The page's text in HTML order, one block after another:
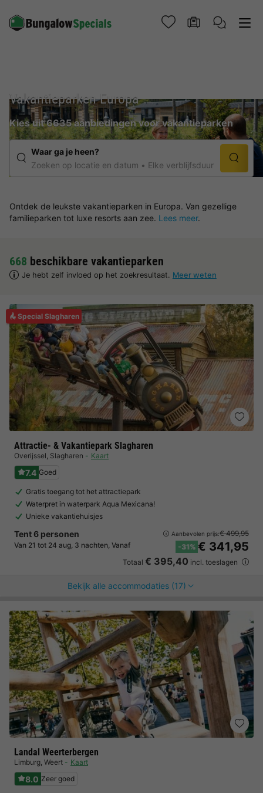
Vakantieparken Europa
Kies uit 6635 aanbiedingen voor vakantieparken
Waar ga je heen?
Zoeken op locatie en datum
Elke verblijfsduur
Ontdek de leukste vakantieparken in Europa. Van gezellige
familieparken tot luxe resorts aan zee. Lees meer.
668 beschikbare vakantieparken
Je hebt zelf invloed op het zoekresultaat. Meer weten
Special Slagharen
Attractie- & Vakantiepark Slagharen
Overijssel, Slagharen Kaart
7.4 Goed
Gratis toegang tot het attractiepark
Waterpret in waterpark Aqua Mexicana!
Unieke vakantiehuisjes
Tent 6 personen
Van 21 tot 24 aug, 3 nachten, Vanaf
Aanbevolen prijs:€ 499,95
-31% € 341,95
Totaal € 395,40 incl. toeslagen
Bekijk alle accommodaties (17)
Landal Weerterbergen
Limburg, Weert Kaart
8.0 Zeer goed